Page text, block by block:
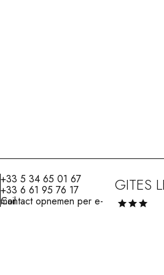
+33 5 34 65 01 67
+33 6 61 95 76 17
Contact opnemen per e-mail
GITES